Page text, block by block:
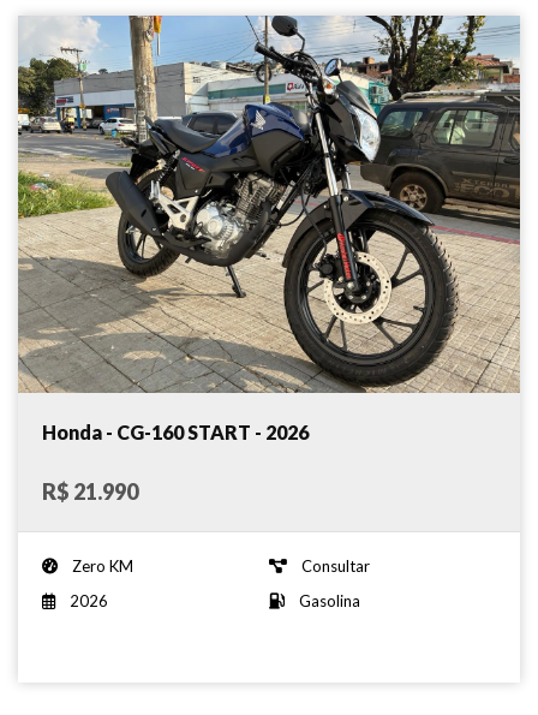
Honda - CG-160 START - 2026
R$ 21.990
Zero KM
Consultar
2026
Gasolina